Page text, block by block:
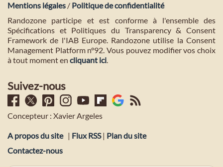
Mentions légales / Politique de confidentialité
Randozone participe et est conforme à l'ensemble des
Spécifications et Politiques du Transparency & Consent
Framework de l'IAB Europe. Randozone utilise la Consent
Management Platform n°92. Vous pouvez modifier vos choix
à tout moment en cliquant ici.
Suivez-nous
Concepteur : Xavier Argeles
A propos du site | Flux RSS| Plan du site
Contactez-nous